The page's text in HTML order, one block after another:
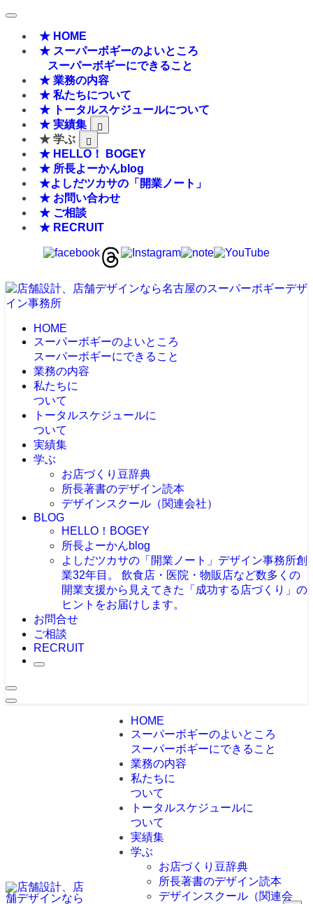
★ HOME
★ スーパーボギーのよいところ
スーパーボギーにできること
★ 業務の内容
★ 私たちについて
★ トータルスケジュールについて
★ 実績集
★ 学ぶ
★ HELLO！ BOGEY
★ 所長よーかんblog
★よしだツカサの「開業ノート」
★ お問い合わせ
★ ご相談
★ RECRUIT
HOME
スーパーボギーのよいところ
スーパーボギーにできること
業務の内容
私たちに
ついて
トータルスケジュールに
ついて
実績集
学ぶ
お店づくり豆辞典
所長著書のデザイン読本
デザインスクール（関連会社）
BLOG
HELLO！BOGEY
所長よーかんblog
よしだツカサの「開業ノート」 デザイン事務所創
業32年目。 飲食店・医院・物販店など数多くの
開業支援から見えてきた「成功する店づくり」の
ヒントをお届けします。
お問合せ
ご相談
RECRUIT
HOME
スーパーボギーのよいところ
スーパーボギーにできること
業務の内容
私たちに
ついて
トータルスケジュールに
ついて
実績集
学ぶ
お店づくり豆辞典
所長著書のデザイン読本
デザインスクール（関連会